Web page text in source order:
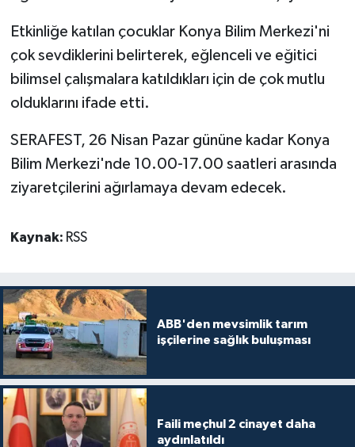
Etkinliğe katılan çocuklar Konya Bilim Merkezi'ni
çok sevdiklerini belirterek, eğlenceli ve eğitici
bilimsel çalışmalara katıldıkları için de çok mutlu
olduklarını ifade etti.
SERAFEST, 26 Nisan Pazar gününe kadar Konya
Bilim Merkezi'nde 10.00-17.00 saatleri arasında
ziyaretçilerini ağırlamaya devam edecek.
Kaynak: RSS
ABB'den mevsimlik tarım
işçilerine sağlık buluşması
Faili meçhul 2 cinayet daha
aydınlatıldı